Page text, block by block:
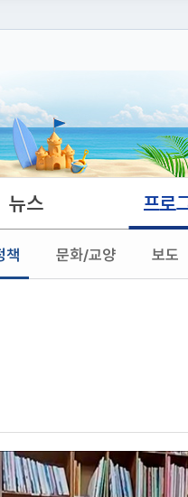
에서 도메인 주소를 확인해 보세
뉴스 프로
책 문화/교양 보도